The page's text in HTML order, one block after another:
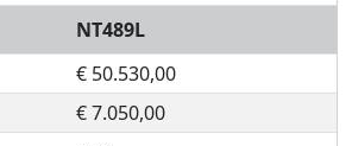
NT489L
€ 50.530,00
€ 7.050,00